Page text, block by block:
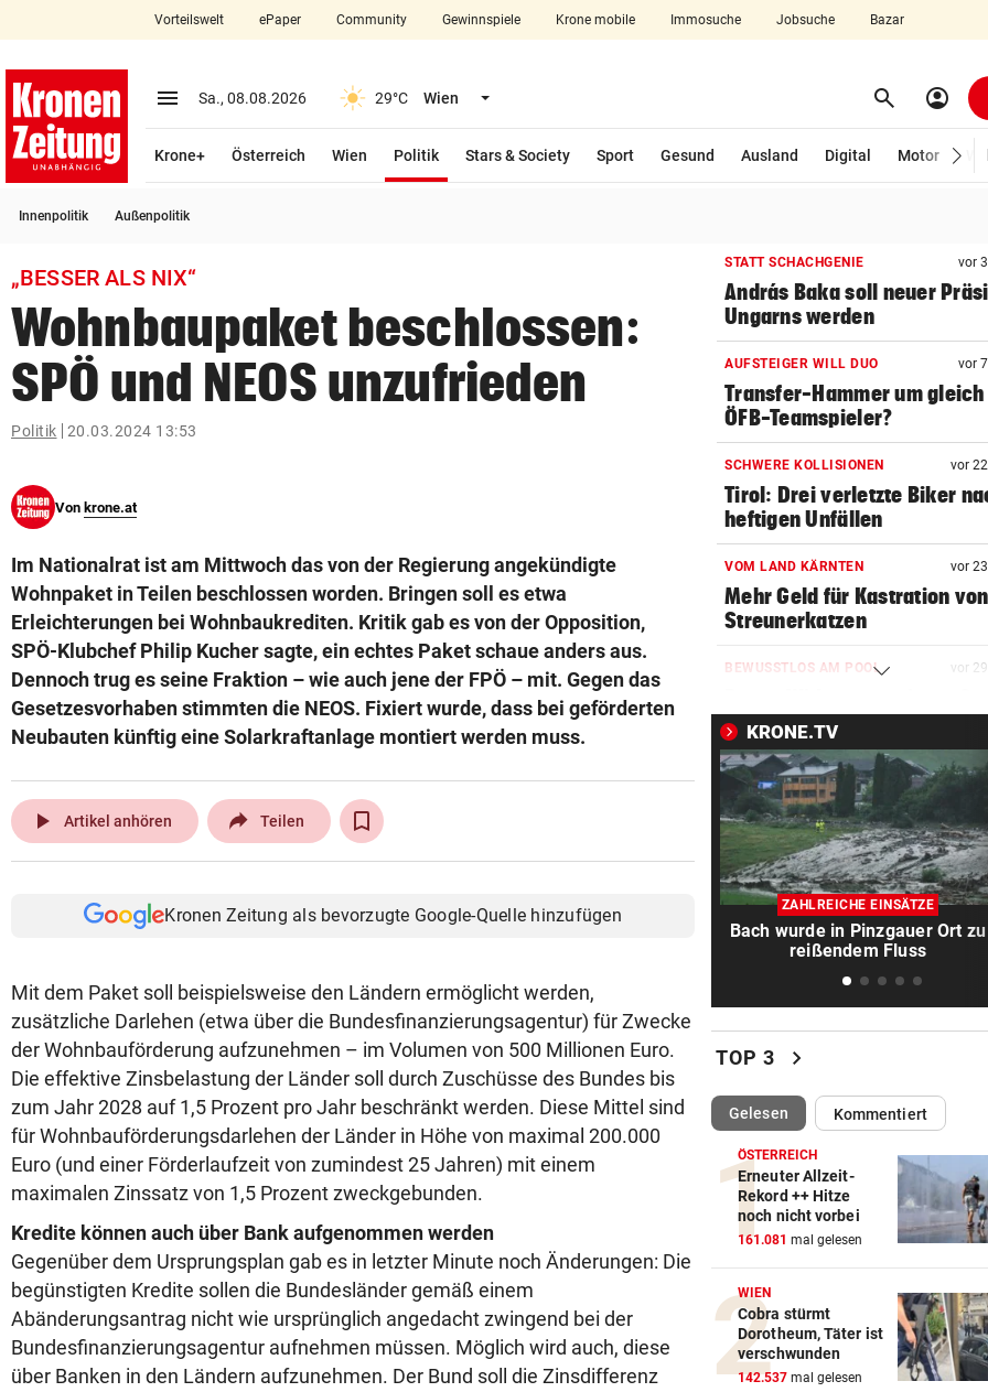
closeSchließen
account_circle Anmelden
arrow_right
bookmark
search
Suchbegriff
eingeben
© Krone Multimedia GmbH & Co KG 2026
Vorteilswelt ePaper Community Gewinnspiele Krone mobile Immosuche Jobsuche Bazar
menu Menü aufklappen
Sa., 08.08.2026 29°C Wien Menü aufklappen search Suchen
account_circle
Krone+ Österreich Wien Politik
Stars & Society
Sport Gesund Ausland Digital Motor
Innenpolitik Außenpolitik
„BESSER ALS NIX“
Wohnbaupaket beschlossen:
SPÖ und NEOS unzufrieden
Politik 20.03.2024 13:53
Von krone.at
Im Nationalrat ist am Mittwoch das von der Regierung angekündigte
Wohnpaket in Teilen beschlossen worden. Bringen soll es etwa
Erleichterungen bei Wohnbaukrediten. Kritik gab es von der Opposition,
SPÖ-Klubchef Philip Kucher sagte, ein echtes Paket schaue anders aus.
Dennoch trug es seine Fraktion – wie auch jene der FPÖ – mit. Gegen das
Gesetzesvorhaben stimmten die NEOS. Fixiert wurde, dass bei geförderten
Neubauten künftig eine Solarkraftanlage montiert werden muss.
play_arrow Artikel anhören Teilen
Kronen Zeitung als bevorzugte Google-Quelle hinzufügen
Mit dem Paket soll beispielsweise den Ländern ermöglicht werden,
zusätzliche Darlehen (etwa über die Bundesfinanzierungsagentur) für Zwecke
der Wohnbauförderung aufzunehmen – im Volumen von 500 Millionen Euro.
Die effektive Zinsbelastung der Länder soll durch Zuschüsse des Bundes bis
zum Jahr 2028 auf 1,5 Prozent pro Jahr beschränkt werden. Diese Mittel sind
für Wohnbauförderungsdarlehen der Länder in Höhe von maximal 200.000
Euro (und einer Förderlaufzeit von zumindest 25 Jahren) mit einem
maximalen Zinssatz von 1,5 Prozent zweckgebunden.
Kredite können auch über Bank aufgenommen werden
Gegenüber dem Ursprungsplan gab es in letzter Minute noch Änderungen: Die
begünstigten Kredite sollen die Bundesländer gemäß einem
Abänderungsantrag nicht wie ursprünglich angedacht zwingend bei der
Bundesfinanzierungsagentur aufnehmen müssen. Möglich wird auch, diese
über Banken in den Ländern aufzunehmen. Der Bund soll die Zinsdifferenz
STATT SCHACHGENIE vor
András Baka soll neuer
Ungarns werden
AUFSTEIGER WILL DUO vor
Transfer-Hammer um gleich
ÖFB-Teamspieler?
SCHWERE KOLLISIONEN vor
Tirol: Drei verletzte Biker
heftigen Unfällen
VOM LAND KÄRNTEN vor
Mehr Geld für Kastration von
Streunerkatzen
BEWUSSTLOS AM POOL vor
Sorge um ihren Vater
JETZT IST ES FIX vor 31
Der FC Arsenal hat einen
Mittelfeldspieler
MANN (45) HATTE MESSER vor
Nach Morddrohung: WEGA
stürmte Wohnung in Liesing
Wie Schoitl und Kneisser im
„Kaisermühlen Blues“
Weißmann-Prozess startet
der Direktorenwahl
WOLLTEN „CHILLEN“ vor
In Gartenhütte
Teenies (14) gefasst
Nach schwerer Krankheit!
um Jorge Messi
ALARM IN BULGARIEN
KRONE.TV
ZAHLREICHE EINSÄTZE
Bach wurde in Pinzgauer Ort zu
reißendem Fluss
TOP 3 chevron_right
Gelesen(ausgewählt)Kommentiert
ÖSTERREICH
Erneuter Allzeit-
Rekord ++ Hitze
noch nicht vorbei
161.081 mal gelesen
WIEN
Cobra stürmt
Dorotheum, Täter ist
verschwunden
142.537 mal gelesen